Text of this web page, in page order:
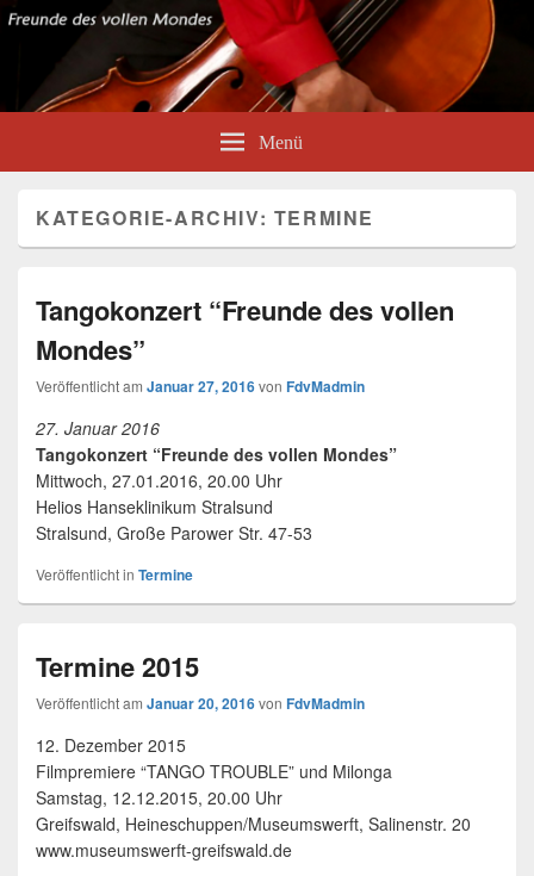
Menü
KATEGORIE-ARCHIV: TERMINE
Tangokonzert “Freunde des vollen
Mondes”
Veröffentlicht am Januar 27, 2016von FdvMadmin
27. Januar 2016
Tangokonzert “Freunde des vollen Mondes”
Mittwoch, 27.01.2016, 20.00 Uhr
Helios Hanseklinikum Stralsund
Stralsund, Große Parower Str. 47-53
Veröffentlicht in Termine
Termine 2015
Veröffentlicht am Januar 20, 2016von FdvMadmin
12. Dezember 2015
Filmpremiere “TANGO TROUBLE” und Milonga
Samstag, 12.12.2015, 20.00 Uhr
Greifswald, Heineschuppen/Museumswerft, Salinenstr. 20
www.museumswerft-greifswald.de